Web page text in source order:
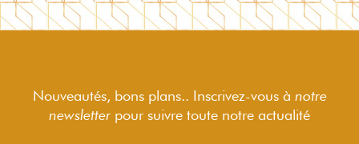
Nouveautés, bons plans.. Inscrivez-vous à notre
newsletter pour suivre toute notre actualité